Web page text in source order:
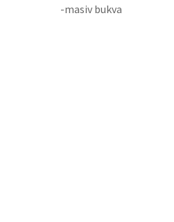
-masiv bukva